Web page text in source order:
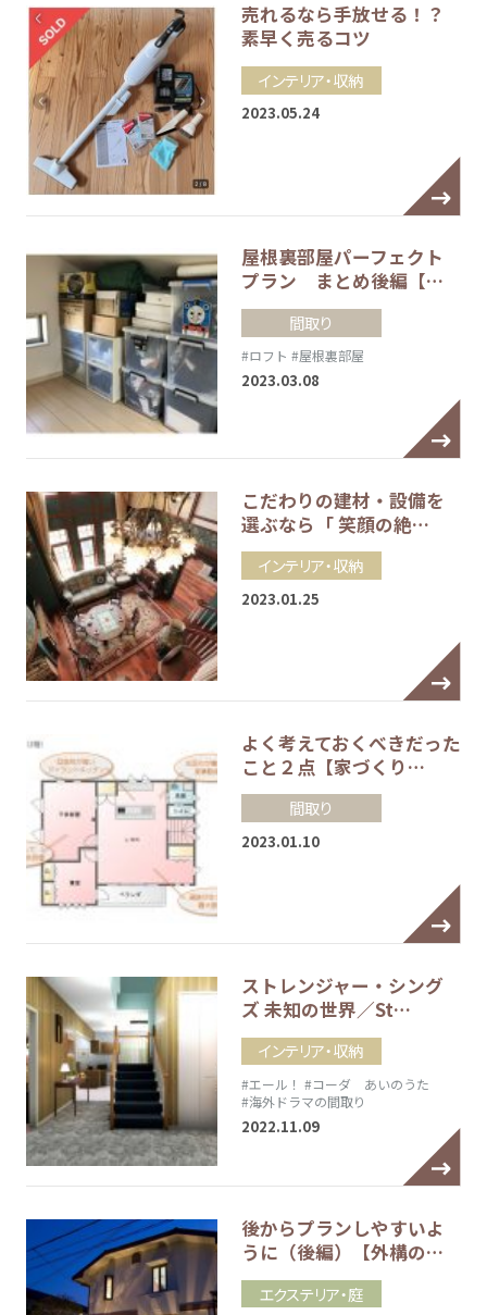
売れるなら手放せる！？
素早く売るコツ
インテリア・収納
2023.05.24
屋根裏部屋パーフェクト
プラン まとめ後編【…
間取り
#ロフト #屋根裏部屋
2023.03.08
こだわりの建材・設備を
選ぶなら「 笑顔の絶…
インテリア・収納
2023.01.25
よく考えておくべきだった
こと２点【家づくり…
間取り
2023.01.10
ストレンジャー・シング
ズ 未知の世界／St…
インテリア・収納
#エール！ #コーダ あいのうた
#海外ドラマの間取り
2022.11.09
後からプランしやすいよ
うに（後編）【外構の…
エクステリア・庭